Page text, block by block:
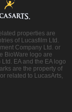
properties are
of Lucasfilm Ltd.
Company Ltd. or
BioWare logo are
EA and the EA logo
are the property of
related to LucasArts,